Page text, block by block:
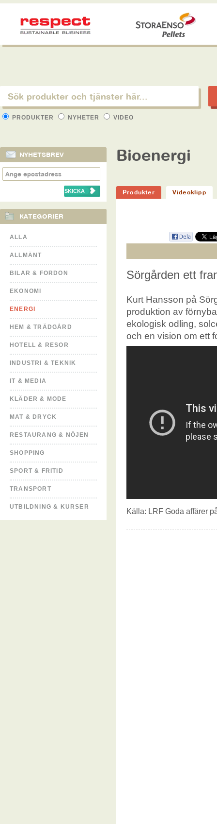
PRODUKTER NYHETER VIDEO
NYHETSBREV
KATEGORIER
ALLA
ALLMÄNT
BILAR & FORDON
EKONOMI
ENERGI
HEM & TRÄDGÅRD
HOTELL & RESOR
INDUSTRI & TEKNIK
IT & MEDIA
KLÄDER & MODE
MAT & DRYCK
RESTAURANG & NÖJEN
SHOPPING
SPORT & FRITID
TRANSPORT
UTBILDNING & KURSER
Bioenergi
Produkter Videoklipp
Sörgården ett
Kurt Hansson på
produktion av
ekologisk odling,
och en vision om ett
Källa: LRF Goda affärer